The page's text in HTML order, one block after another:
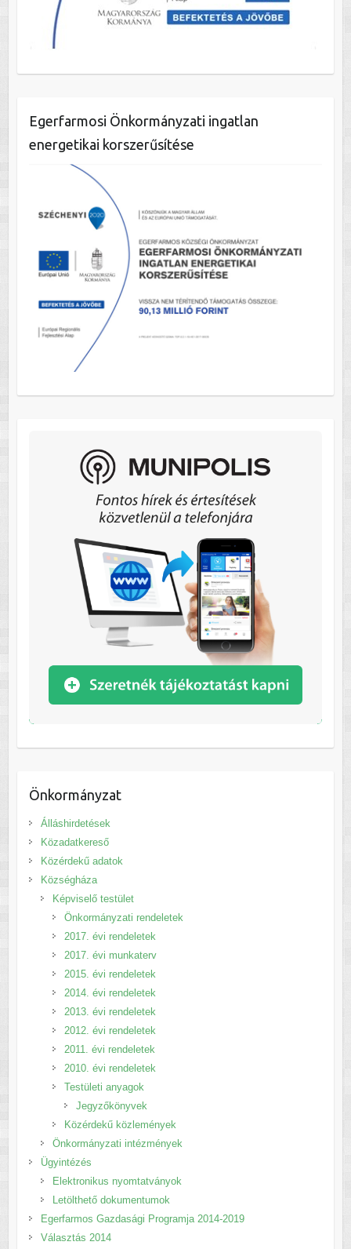
Egerfarmosi Önkormányzati ingatlan
energetikai korszerűsítése
Önkormányzat
Álláshirdetések
Közadatkereső
Közérdekű adatok
Községháza
Képviselő testület
Önkormányzati rendeletek
2017. évi rendeletek
2017. évi munkaterv
2015. évi rendeletek
2014. évi rendeletek
2013. évi rendeletek
2012. évi rendeletek
2011. évi rendeletek
2010. évi rendeletek
Testületi anyagok
Jegyzőkönyvek
Közérdekű közlemények
Önkormányzati intézmények
Ügyintézés
Elektronikus nyomtatványok
Letölthető dokumentumok
Egerfarmos Gazdasági Programja 2014-2019
Választás 2014